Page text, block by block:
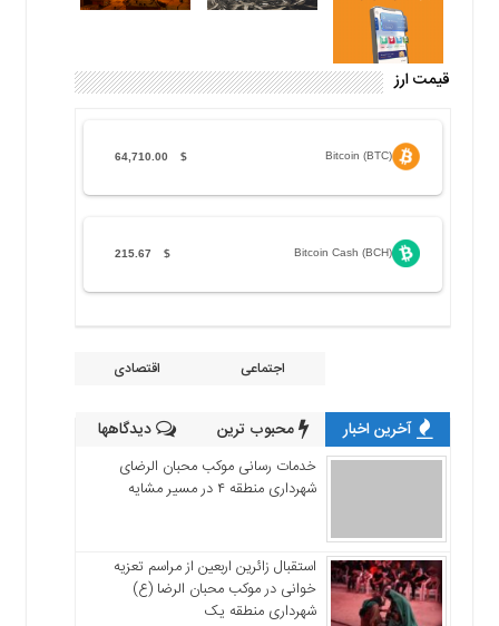
قیمت ارز
Bitcoin (BTC)
$
64,710.00
Bitcoin Cash (BCH)
$
215.67
اجتماعی اقتصادی
آخرین اخبار محبوب ترین دیدگاهها
خدمات رسانی موکب محبان الرضای
شهرداری منطقه ۴ در مسیر مشایه
استقبال زائرین اربعین از مراسم تعزیه
خوانی در موکب محبان الرضا (ع)
شهرداری منطقه یک